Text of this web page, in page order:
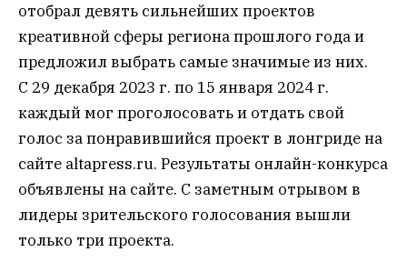
отобрал девять сильнейших проектов
креативной сферы региона прошлого года и
предложил выбрать самые значимые из них.
С 29 декабря 2023 г. по 15 января 2024 г.
каждый мог проголосовать и отдать свой
голос за понравившийся проект в лонгриде на
сайте altapress.ru. Результаты онлайн-конкурса
объявлены на сайте. С заметным отрывом в
лидеры зрительского голосования вышли
только три проекта.